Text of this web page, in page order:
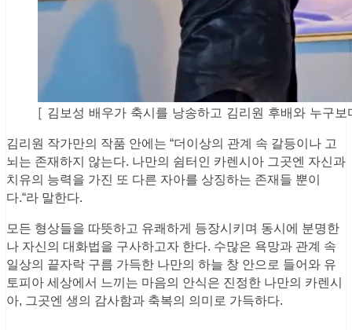
[ 김보성 배우가 축시를 낭송하고 김리원 후배와 누구
김리원 작가만의 작품 안에는 “더이상의 관계 속 갈등이나 고
뇌는 존재하지 않는다. 나만의 쉼터인 카렌시아 그곳엔 자신과
치유의 능력을 가진 또 다른 자아를 상징하는 존재들 뿐이
다.“라 말한다.
모든 형상들을 따뜻하고 유쾌하게 등장시키며 동시에 분명한
나 자신의 대화법을 구사하고자 한다. 수많은 욕망과 관계 속
일상의 끝자락 구름 가득한 나만의 하늘 창 안으로 들어와 유
토피아 세상에서 느끼는 마음의 안식은 진정한 나만의 카렌시
아, 그곳엔 생의 감사함과 축복의 의미로 가득하다.